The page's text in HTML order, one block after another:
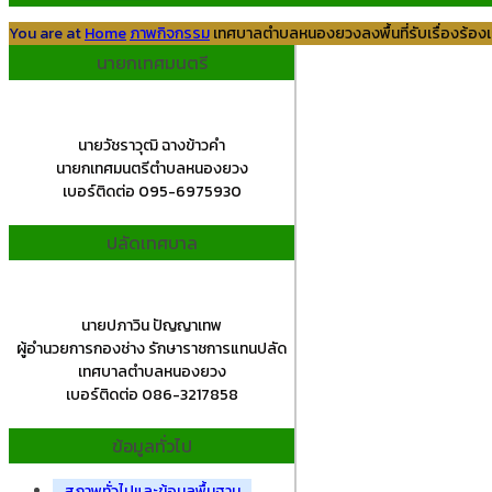
You are atHomeภาพกิจกรรมเทศบาลตำบลหนองยวงลงพื้นที่รับเรื่องร้อง
นายกเทศมนตรี
นายวัชราวุฒิ ฉางข้าวคำ
นายกเทศมนตรีตำบลหนองยวง
เบอร์ติดต่อ 095-6975930
ปลัดเทศบาล
นายปภาวิน ปัญญาเทพ
ผู้อำนวยการกองช่าง รักษาราชการแทนปลัด
เทศบาลตำบลหนองยวง
เบอร์ติดต่อ 086-3217858
ข้อมูลทั่วไป